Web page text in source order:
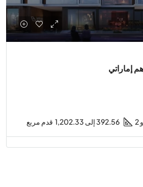
392.56 إلى 1,202.33 قدم مربع